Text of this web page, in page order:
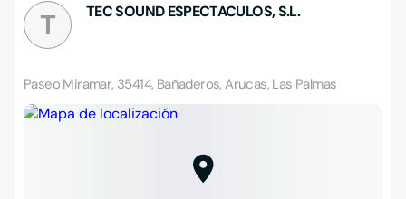
T TEC SOUND ESPECTACULOS, S.L.
Paseo Miramar, 35414, Bañaderos, Arucas, Las Palmas